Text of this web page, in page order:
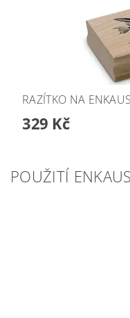
RAZÍTKO NA
329 Kč
POUŽITÍ